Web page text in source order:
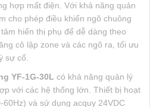
hợp mất điện. Với khả năng quản
cho phép điều khiển ngõ chuông
hiển thị phụ để dễ dàng theo
cô lập zone và các ngõ ra, tối ưu
sự cố.
YF-1G-30L có khả năng quản lý
với các hệ thống lớn. Thiết bị hoạt
và sử dụng acquy 24VDC